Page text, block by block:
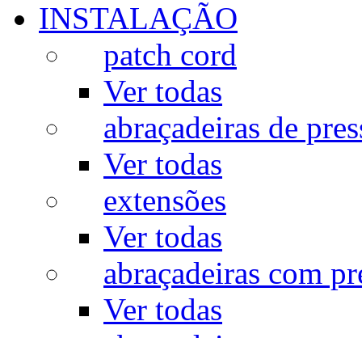
INSTALAÇÃO
patch cord
Ver todas
abraçadeiras de
Ver todas
extensões
Ver todas
abraçadeiras com
Ver todas